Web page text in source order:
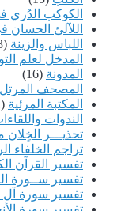
الكوكب الدُري
اللآلئ الحسان
اللباس والزينة (3)
المدخل لعلم
المدونة (16)
المصحف
المكتبة المرئية (1)
الندوات
تحذيـــر
تراجم الخلفاء
تفسير القرآن
تفسير ســورة
تفسير سورة آل